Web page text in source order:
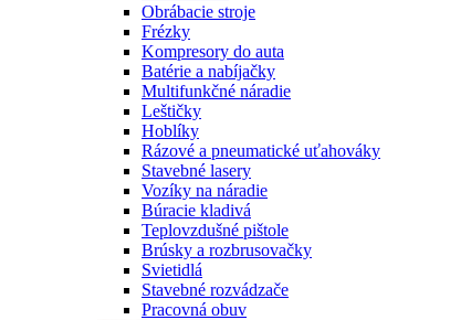
Obrábacie stroje
Frézky
Kompresory do auta
Batérie a nabíjačky
Multifunkčné náradie
Leštičky
Hoblíky
Rázové a pneumatické uťahováky
Stavebné lasery
Vozíky na náradie
Búracie kladivá
Teplovzdušné pištole
Brúsky a rozbrusovačky
Svietidlá
Stavebné rozvádzače
Pracovná obuv